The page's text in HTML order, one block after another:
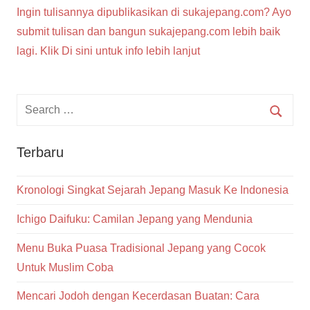
Ingin tulisannya dipublikasikan di sukajepang.com? Ayo
submit tulisan dan bangun sukajepang.com lebih baik
lagi. Klik Di sini untuk info lebih lanjut
Terbaru
Kronologi Singkat Sejarah Jepang Masuk Ke Indonesia
Ichigo Daifuku: Camilan Jepang yang Mendunia
Menu Buka Puasa Tradisional Jepang yang Cocok
Untuk Muslim Coba
Mencari Jodoh dengan Kecerdasan Buatan: Cara